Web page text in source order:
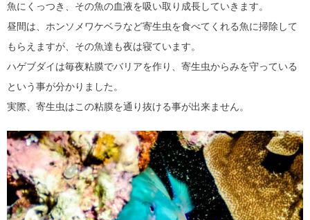
魚にくっつき、その魚の血液を吸い取り成長していきます。
昼間は、ホンソメワケベラなど寄生虫を食べてくれる魚に掃除して
もらえますが、その魚達も夜は寝ています。
ハゲブダイは毎夜粘膜でバリアを作り、寄生虫からみを守っている
という事が分かりました。
実際、寄生虫はこの粘膜を通り抜ける事が出来ません。